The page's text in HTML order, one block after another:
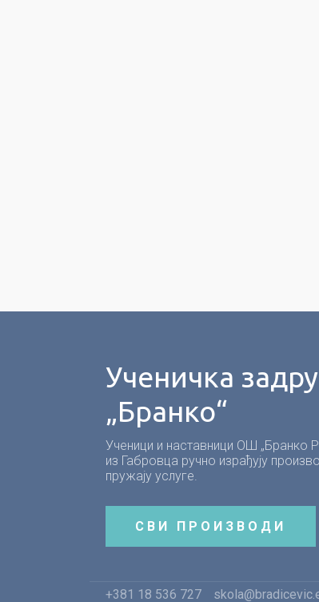
Ученичка
„Бранко“
Ученици и наставници ОШ „Бранко
из Габровца ручно израђују
пружају услуге.
СВИ ПРОИЗВОДИ
+381 18 536 727